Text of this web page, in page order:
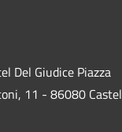
Del Giudice Piazza
11 - 86080 Castel